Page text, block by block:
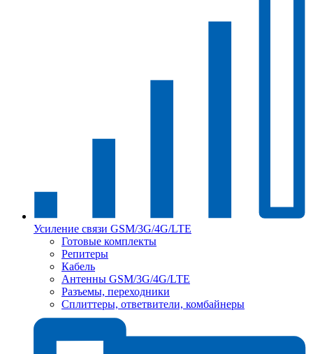
Усиление связи GSM/3G/4G/LTE
Готовые комплекты
Репитеры
Кабель
Антенны GSM/3G/4G/LTE
Разъемы, переходники
Сплиттеры, ответвители, комбайнеры